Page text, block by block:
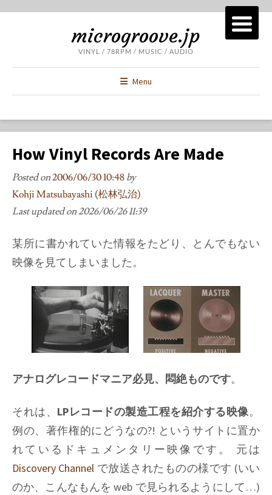
microgroove.jp
VINYL / 78RPM / MUSIC / AUDIO
Menu
How Vinyl Records Are Made
Posted on2006/06/30 10:48 by
Kohji Matsubayashi (松林弘治)
Last updated on2026/06/26 11:39
某所に書かれていた情報をたどり、とんでもない
映像を見てしまいました。
アナログレコードマニア必見、悶絶ものです。
それは、 LPレコードの製造工程を紹介する映像。
例の、著作権的にどうなの?! というサイトに置か
れているドキュメンタリー映像です。 元は
Discovery Channel で放送されたものの様です (いい
のか、こんなもんを web で見られるようにして…)